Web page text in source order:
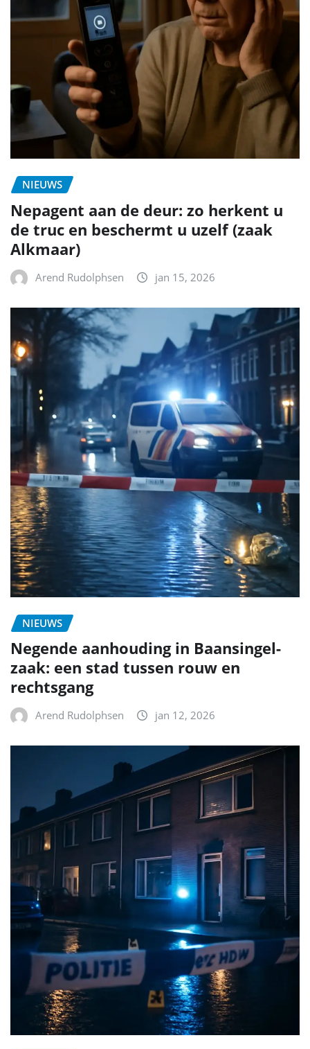
NIEUWS
Nepagent aan de deur: zo herkent u
de truc en beschermt u uzelf (zaak
Alkmaar)
Arend Rudolphsen jan 15, 2026
NIEUWS
Negende aanhouding in Baansingel-
zaak: een stad tussen rouw en
rechtsgang
Arend Rudolphsen jan 12, 2026